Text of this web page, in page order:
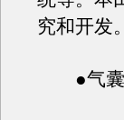
究和开发。
●气囊